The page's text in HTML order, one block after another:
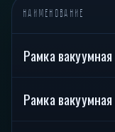
НАИМЕНОВАНИЕ
Рамка
Рамка